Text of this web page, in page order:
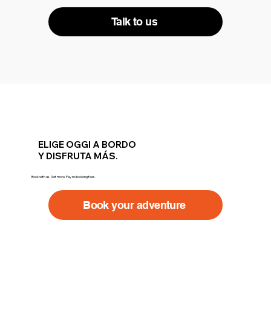
Talk to us
ELIGE OGGI A BORDO
Y DISFRUTA MÁS.
Book with us. Get more. Pay no booking fees.
Book your adventure